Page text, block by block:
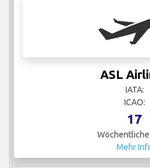
ASL
IATA:
ICAO:
17
Wöchentliche
Mehr